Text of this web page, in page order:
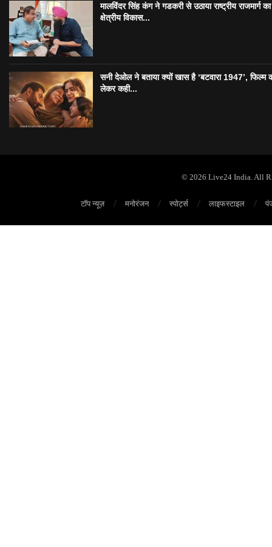
मालविंदर सिंह कंग ने गडकरी से उठाया राष्ट्रीय राजमार्ग का
क्षेत्रीय विकास...
सनी देओल ने बताया क्यों खास है ‘बटवारा 1947’, फिल्म
लेकर कही...
© 2026 Live24 India. All
टॉप न्यूज़ मनोरंजन स्पोर्ट्स लाइफस्टाइल